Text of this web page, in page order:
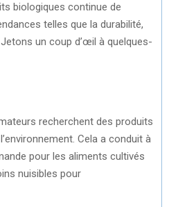
biologiques continue de
telles que la durabilité,
un coup d’œil à quelques-
recherchent des produits
Cela a conduit à
pour les aliments cultivés
nuisibles pour